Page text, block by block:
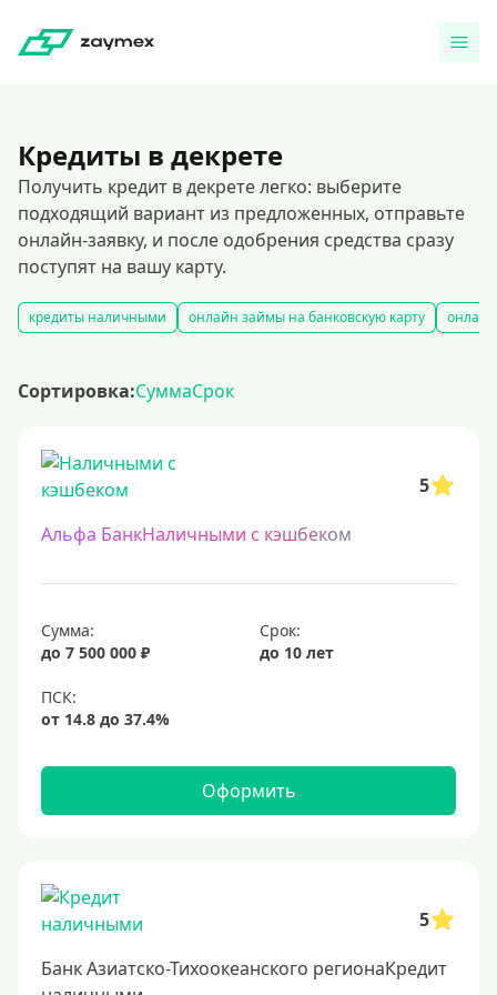
Кредиты в декрете
Получить кредит в декрете легко: выберите
подходящий вариант из предложенных, отправьте
онлайн-заявку, и после одобрения средства сразу
поступят на вашу карту.
кредиты наличными онлайн займы на банковскую карту
Сортировка:СуммаСрок
5
Альфа БанкНаличными с кэшбеком
Сумма:
до 7 500 000 ₽
Срок:
до 10 лет
Оформить
5
Банк Азиатско-Тихоокеанского регионаКредит